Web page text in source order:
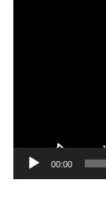
00:00